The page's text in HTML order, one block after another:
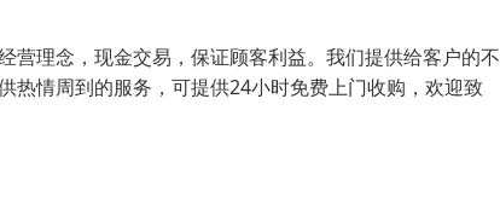
营理念，现金交易，保证顾客利益。我们提供给客户的
热情周到的服务，可提供24小时免费上门收购，欢迎致